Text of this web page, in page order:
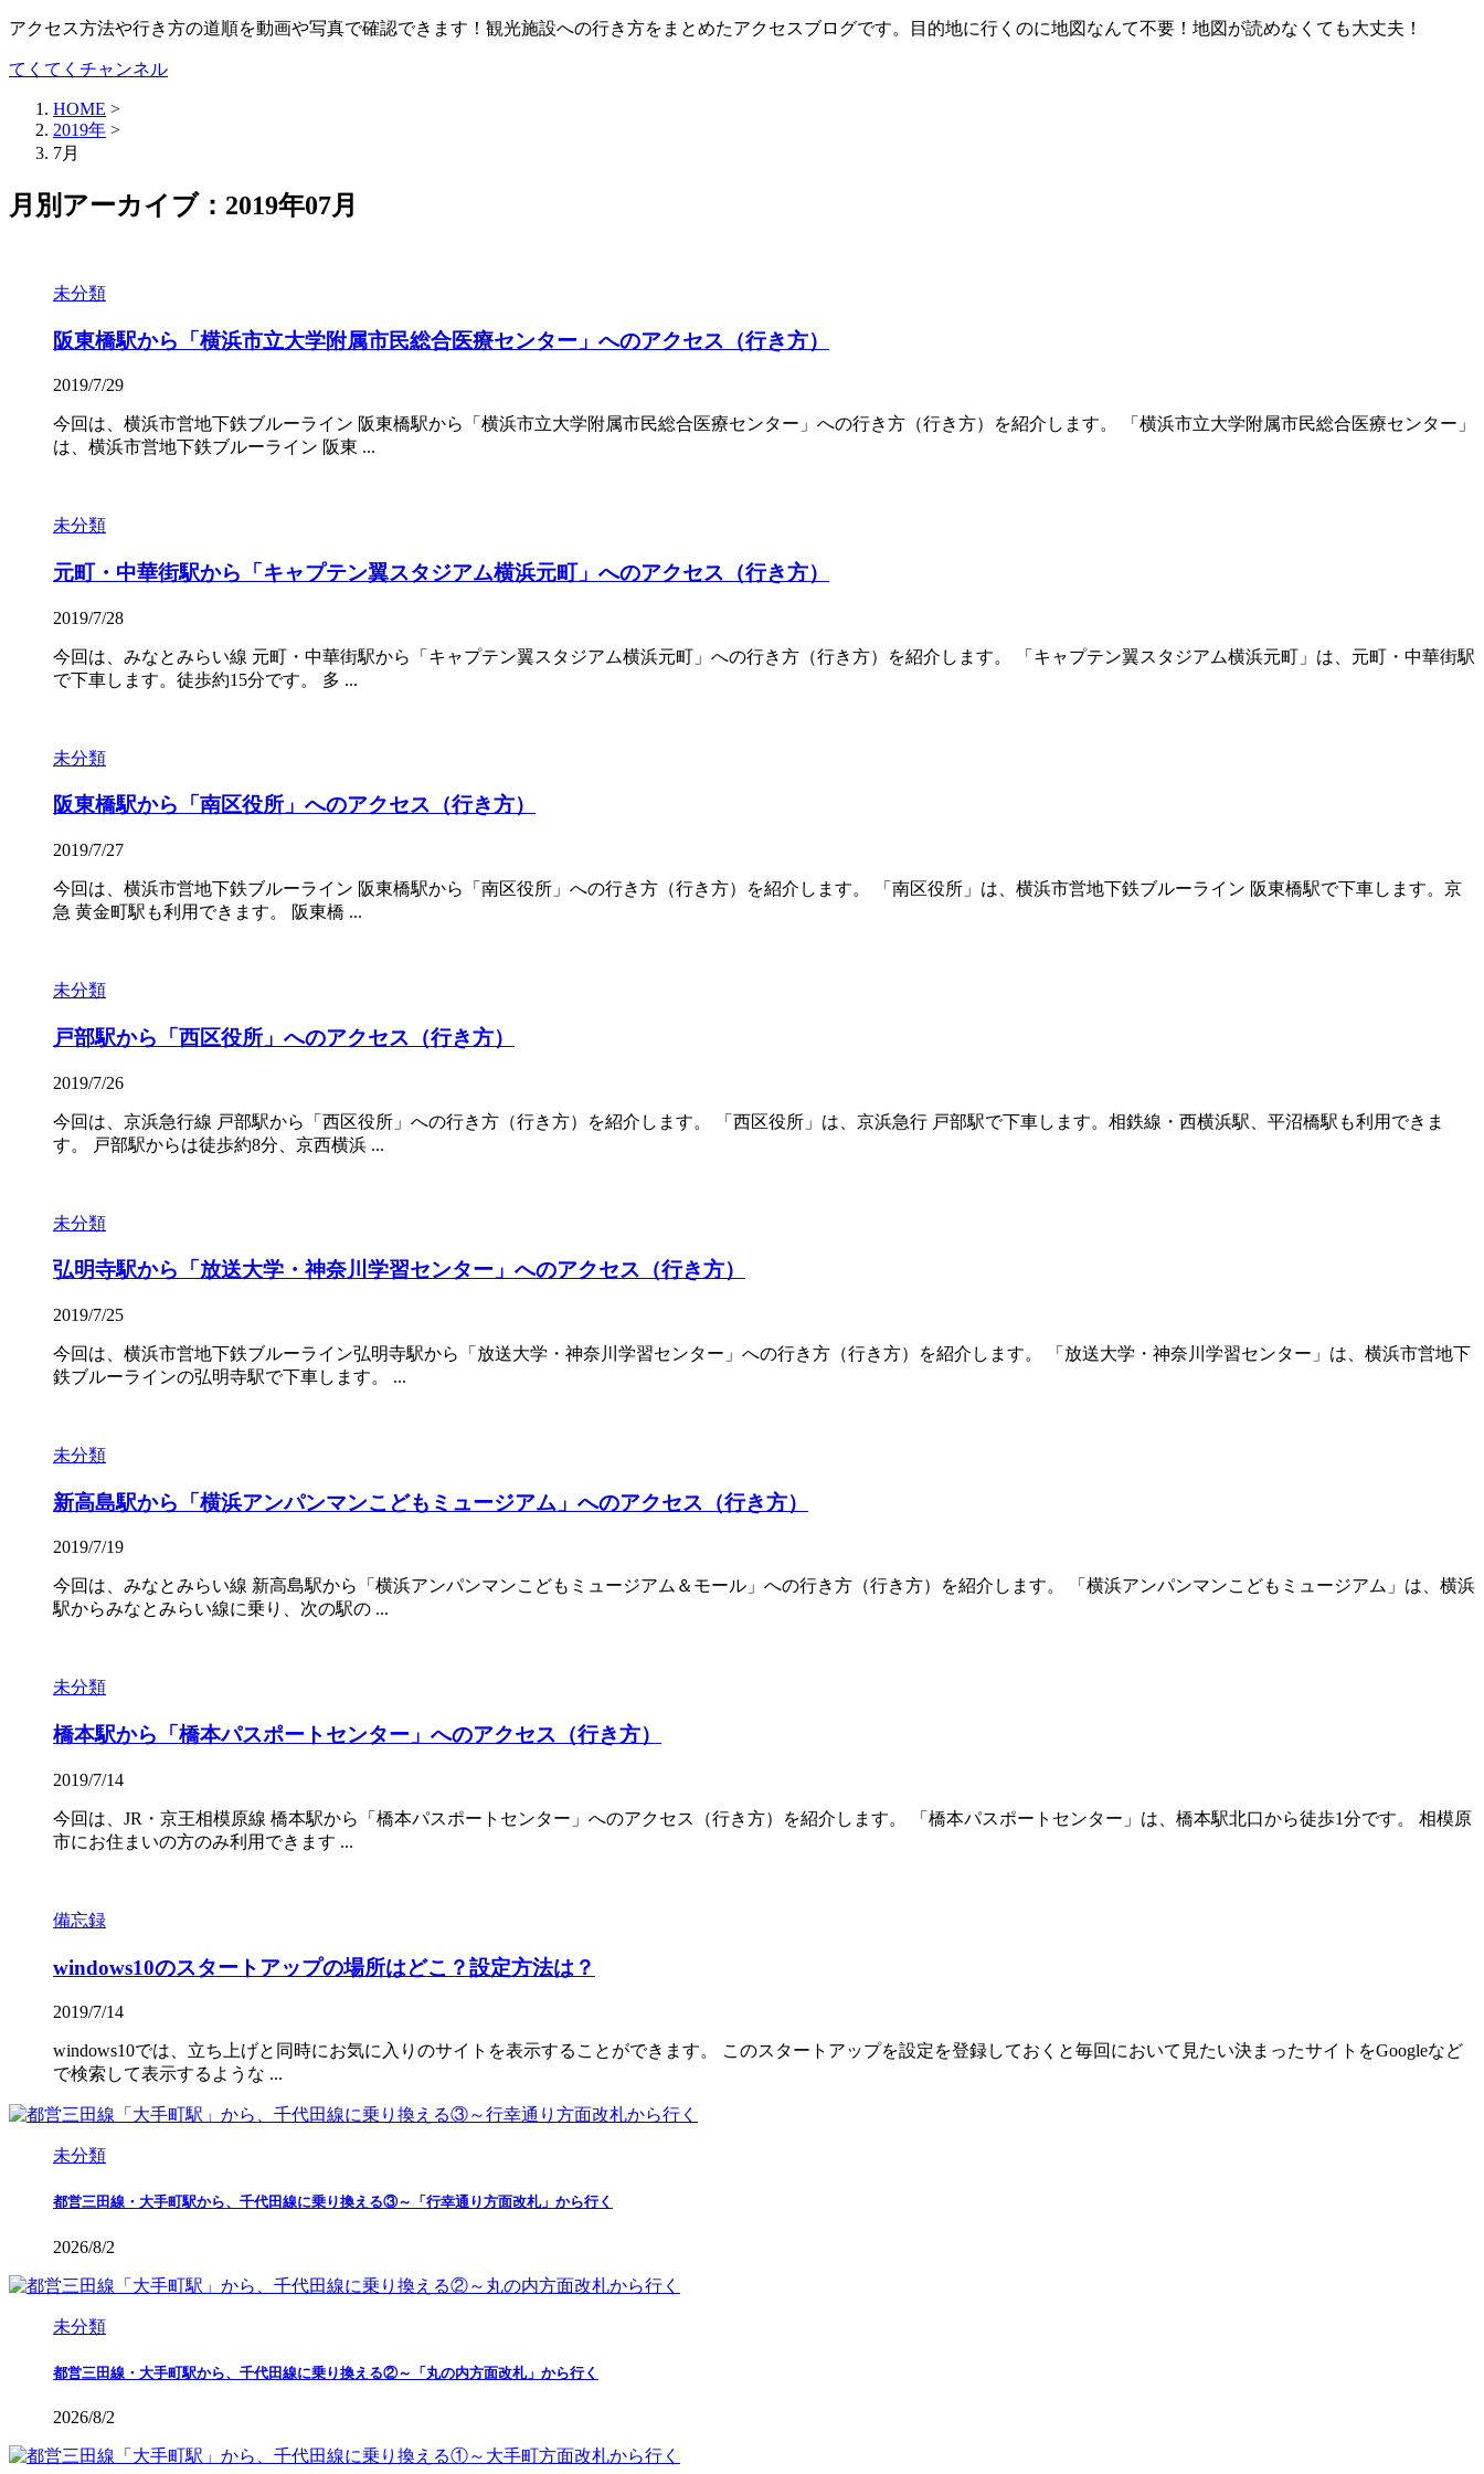
アクセス方法や行き方の道順を動画や写真で確認できます！観光施設への行き方をまとめたアクセスブログです。目的地に行くのに地図なんて不要！地図が読めなくても大丈夫！
てくてくチャンネル
HOME >
2019年 >
7月
月別アーカイブ：2019年07月
未分類
阪東橋駅から「横浜市立大学附属市民総合医療センター」へのアクセス（行き方）
2019/7/29
今回は、横浜市営地下鉄ブルーライン 阪東橋駅から「横浜市立大学附属市民総合医療センター」への行き方（行き方）を紹介します。 「横浜市立大学附属市民総合医療センター」
は、横浜市営地下鉄ブルーライン 阪東 ...
未分類
元町・中華街駅から「キャプテン翼スタジアム横浜元町」へのアクセス（行き方）
2019/7/28
今回は、みなとみらい線 元町・中華街駅から「キャプテン翼スタジアム横浜元町」への行き方（行き方）を紹介します。 「キャプテン翼スタジアム横浜元町」は、元町・中華街駅
で下車します。徒歩約15分です。 多 ...
未分類
阪東橋駅から「南区役所」へのアクセス（行き方）
2019/7/27
今回は、横浜市営地下鉄ブルーライン 阪東橋駅から「南区役所」への行き方（行き方）を紹介します。 「南区役所」は、横浜市営地下鉄ブルーライン 阪東橋駅で下車します。京
急 黄金町駅も利用できます。 阪東橋 ...
未分類
戸部駅から「西区役所」へのアクセス（行き方）
2019/7/26
今回は、京浜急行線 戸部駅から「西区役所」への行き方（行き方）を紹介します。 「西区役所」は、京浜急行 戸部駅で下車します。相鉄線・西横浜駅、平沼橋駅も利用できま
す。 戸部駅からは徒歩約8分、京西横浜 ...
未分類
弘明寺駅から「放送大学・神奈川学習センター」へのアクセス（行き方）
2019/7/25
今回は、横浜市営地下鉄ブルーライン弘明寺駅から「放送大学・神奈川学習センター」への行き方（行き方）を紹介します。 「放送大学・神奈川学習センター」は、横浜市営地下
鉄ブルーラインの弘明寺駅で下車します。 ...
未分類
新高島駅から「横浜アンパンマンこどもミュージアム」へのアクセス（行き方）
2019/7/19
今回は、みなとみらい線 新高島駅から「横浜アンパンマンこどもミュージアム＆モール」への行き方（行き方）を紹介します。 「横浜アンパンマンこどもミュージアム」は、横浜
駅からみなとみらい線に乗り、次の駅の ...
未分類
橋本駅から「橋本パスポートセンター」へのアクセス（行き方）
2019/7/14
今回は、JR・京王相模原線 橋本駅から「橋本パスポートセンター」へのアクセス（行き方）を紹介します。 「橋本パスポートセンター」は、橋本駅北口から徒歩1分です。 相模原
市にお住まいの方のみ利用できます ...
備忘録
windows10のスタートアップの場所はどこ？設定方法は？
2019/7/14
windows10では、立ち上げと同時にお気に入りのサイトを表示することができます。 このスタートアップを設定を登録しておくと毎回において見たい決まったサイトをGoogleなど
で検索して表示するような ...
未分類
都営三田線・大手町駅から、千代田線に乗り換える③～「行幸通り方面改札」から行く
2026/8/2
未分類
都営三田線・大手町駅から、千代田線に乗り換える②～「丸の内方面改札」から行く
2026/8/2